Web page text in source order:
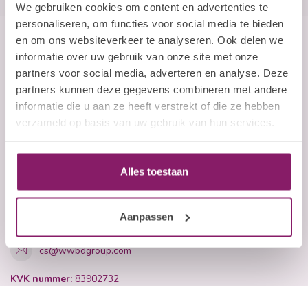
We gebruiken cookies om content en advertenties te
personaliseren, om functies voor social media te bieden
en om ons websiteverkeer te analyseren. Ook delen we
informatie over uw gebruik van onze site met onze
partners voor social media, adverteren en analyse. Deze
partners kunnen deze gegevens combineren met andere
informatie die u aan ze heeft verstrekt of die ze hebben
verzameld op basis van uw gebruik van hun services.
Alles toestaan
Aanpassen
Beauty Company
Nails and More
John F. Kennedylaan 21L
5555 XC Valkenswaard
+31 (0)40 254 75 11
+31 (0)40 254 75 11
cs@wwbdgroup.com
KVK nummer: 83902732